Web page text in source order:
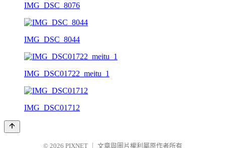
IMG_DSC_8076
IMG_DSC_8044
IMG_DSC01722_meitu_1
IMG_DSC01712
© 2026 PIXNET 文章與圖片權利屬原作者所有